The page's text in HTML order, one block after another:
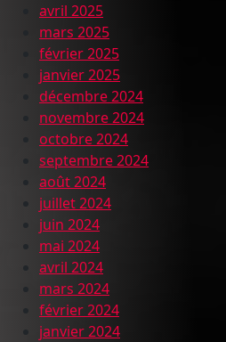
avril 2025
mars 2025
février 2025
janvier 2025
décembre 2024
novembre 2024
octobre 2024
septembre 2024
août 2024
juillet 2024
juin 2024
mai 2024
avril 2024
mars 2024
février 2024
janvier 2024